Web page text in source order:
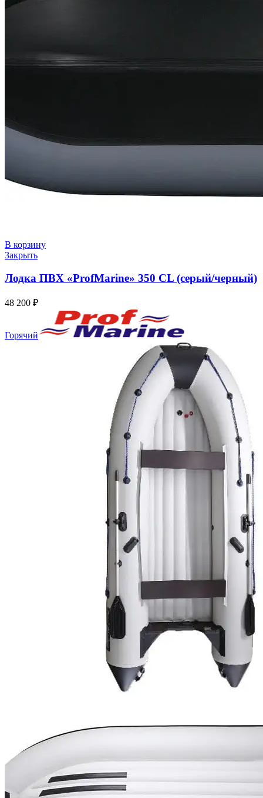
В корзину
Закрыть
Лодка ПВХ «ProfMarine» 350 CL (серый/черный)
48 200 ₽
Горячий